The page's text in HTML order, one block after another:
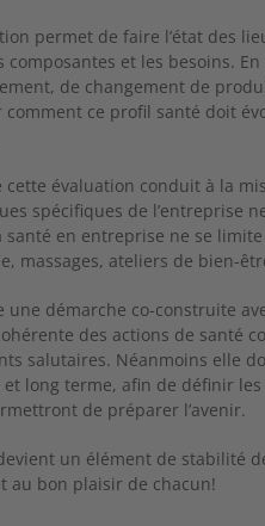
permet de faire l’état des
composantes et les besoins.
de changement de
comment ce profil santé doit
cette évaluation conduit à la
spécifiques de l’entreprise
santé en entreprise ne se
massages, ateliers de bien-
une démarche co-construite
des actions de santé
salutaires. Néanmoins elle
et long terme, afin de définir
de préparer l’avenir.
un élément de stabilité
au bon plaisir de chacun!